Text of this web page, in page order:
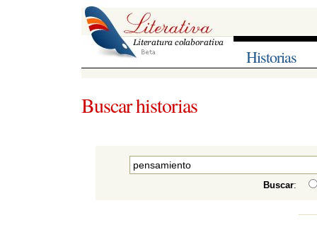
Historias
Buscar historias
Buscar: